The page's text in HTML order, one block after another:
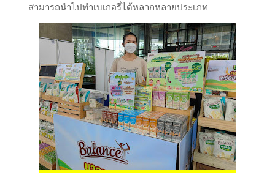
สามารถนำไปทำเบเกอรี่ได้หลากหลายประเภท